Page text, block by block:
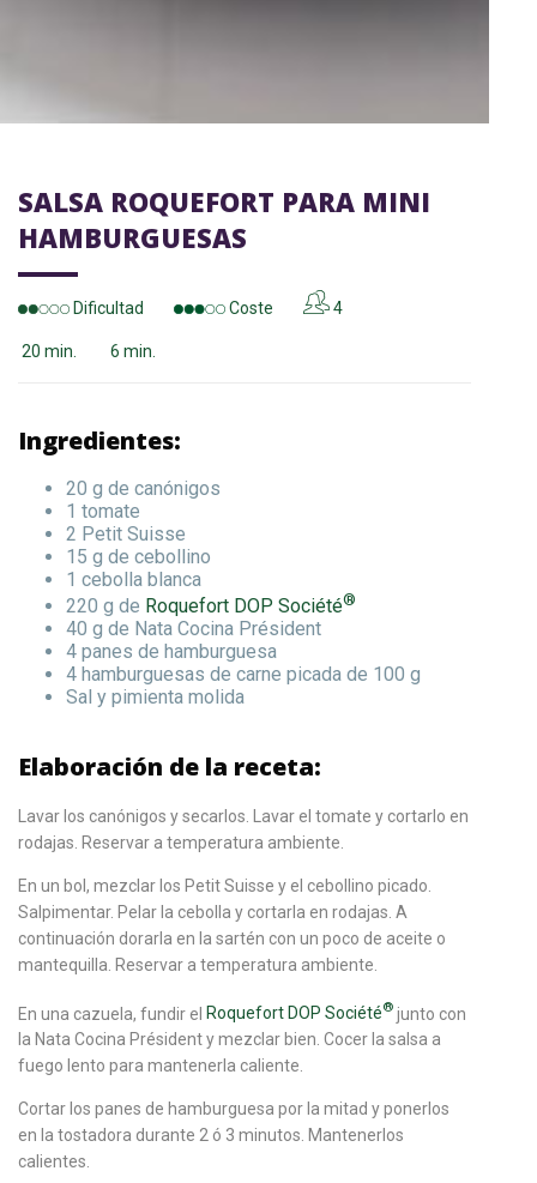
SALSA ROQUEFORT PARA MINI
HAMBURGUESAS
Dificultad Coste 4
20 min. 6 min.
Ingredientes:
20 g de canónigos
1 tomate
2 Petit Suisse
15 g de cebollino
1 cebolla blanca
220 g de Roquefort DOP Société®
40 g de Nata Cocina Président
4 panes de hamburguesa
4 hamburguesas de carne picada de 100 g
Sal y pimienta molida
Elaboración de la receta:
Lavar los canónigos y secarlos. Lavar el tomate y cortarlo en
rodajas. Reservar a temperatura ambiente.
En un bol, mezclar los Petit Suisse y el cebollino picado.
Salpimentar. Pelar la cebolla y cortarla en rodajas. A
continuación dorarla en la sartén con un poco de aceite o
mantequilla. Reservar a temperatura ambiente.
En una cazuela, fundir el Roquefort DOP Société® junto con
la Nata Cocina Président y mezclar bien. Cocer la salsa a
fuego lento para mantenerla caliente.
Cortar los panes de hamburguesa por la mitad y ponerlos
en la tostadora durante 2 ó 3 minutos. Mantenerlos
calientes.